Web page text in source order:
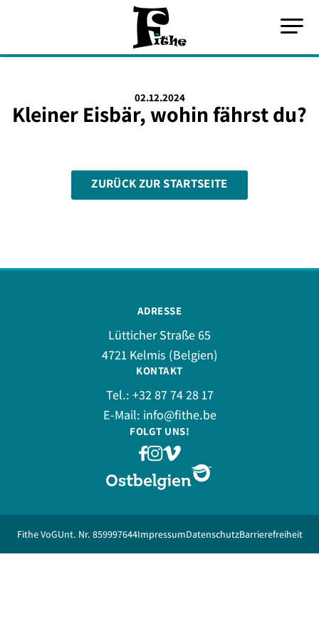
02.12.2024
Kleiner Eisbär, wohin fährst du?
ZURÜCK ZUR STARTSEITE
ADRESSE
Lütticher Straße 65
4721 Kelmis (Belgien)
KONTAKT
Tel.: +32 87 74 28 17
E-Mail: info@fithe.be
FOLGT UNS!
Fithe VoGUnt. Nr. 859997644ImpressumDatenschutzBarrierefreiheit